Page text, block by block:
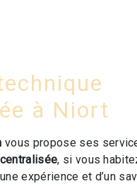
à Niort
vous propose ses
, si vous
expérience et d’un